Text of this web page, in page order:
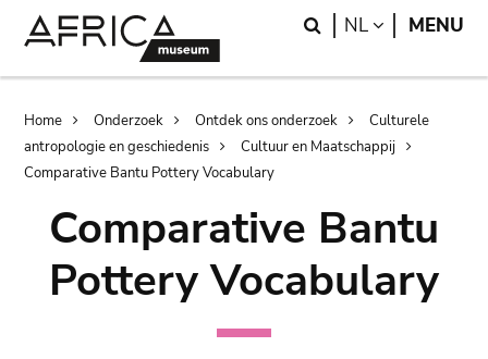
Search
NL LANGUAGE
MENU
Breadcrumb
Home Onderzoek Ontdek ons onderzoek
Culturele
antropologie en geschiedenis
Cultuur en Maatschappij
Comparative Bantu Pottery Vocabulary
Comparative Bantu
Pottery Vocabulary